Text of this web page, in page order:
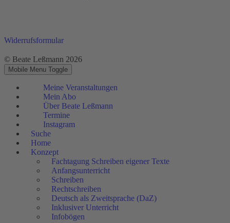
Widerrufsformular
© Beate Leßmann 2026
Mobile Menu Toggle
Meine Veranstaltungen
Mein Abo
Über Beate Leßmann
Termine
Instagram
Suche
Home
Konzept
Fachtagung Schreiben eigener Texte
Anfangsunterricht
Schreiben
Rechtschreiben
Deutsch als Zweitsprache (DaZ)
Inklusiver Unterricht
Infobögen